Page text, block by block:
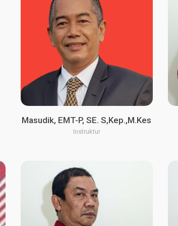
Masudik, EMT-P, SE. S,Kep.,M.Kes
Instruktur